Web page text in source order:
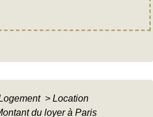
> Location
du loyer à Paris